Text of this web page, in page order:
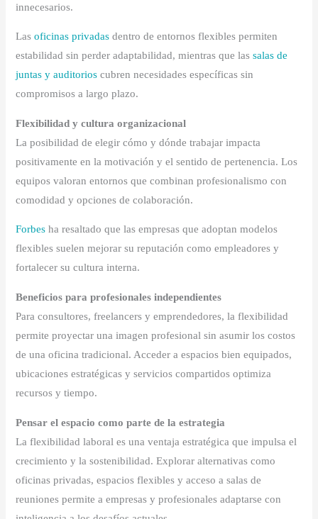
innecesarios.
Lasoficinas privadas dentro de entornos flexibles permiten
estabilidad sin perder adaptabilidad, mientras que lassalas de
juntas y auditorios cubren necesidades específicas sin
compromisos a largo plazo.
Flexibilidad y cultura organizacional
La posibilidad de elegir cómo y dónde trabajar impacta
positivamente en la motivación y el sentido de pertenencia. Los
equipos valoran entornos que combinan profesionalismo con
comodidad y opciones de colaboración.
Forbes ha resaltado que las empresas que adoptan modelos
flexibles suelen mejorar su reputación como empleadores y
fortalecer su cultura interna.
Beneficios para profesionales independientes
Para consultores, freelancers y emprendedores, la flexibilidad
permite proyectar una imagen profesional sin asumir los costos
de una oficina tradicional. Acceder a espacios bien equipados,
ubicaciones estratégicas y servicios compartidos optimiza
recursos y tiempo.
Pensar el espacio como parte de la estrategia
La flexibilidad laboral es una ventaja estratégica que impulsa el
crecimiento y la sostenibilidad. Explorar alternativas como
oficinas privadas, espacios flexibles y acceso a salas de
reuniones permite a empresas y profesionales adaptarse con